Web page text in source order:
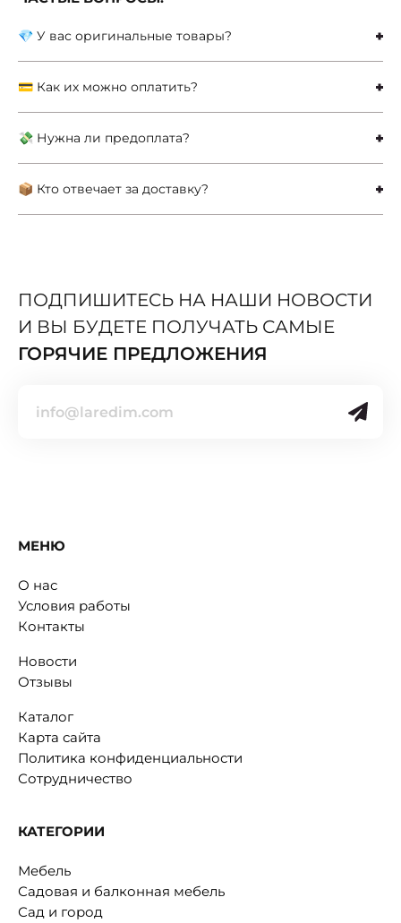
💎 У вас оригинальные товары?
💳 Как их можно оплатить?
💸 Нужна ли предоплата?
📦 Кто отвечает за доставку?
ПОДПИШИТЕСЬ НА НАШИ НОВОСТИ
И ВЫ БУДЕТЕ ПОЛУЧАТЬ САМЫЕ
ГОРЯЧИЕ ПРЕДЛОЖЕНИЯ
МЕНЮ
О нас
Условия работы
Контакты
Новости
Отзывы
Каталог
Карта сайта
Политика конфиденциальности
Сотрудничество
КАТЕГОРИИ
Мебель
Садовая и балконная мебель
Сад и город